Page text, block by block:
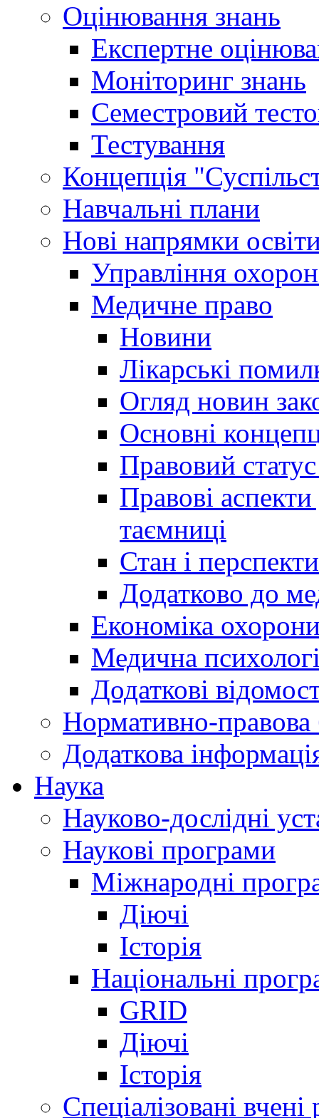
Оцінювання знань
Експертне
Моніторинг знань
Семестровий
Тестування
Концепція
Навчальні плани
Нові напрямки
Управління
Медичне право
Новини
Лікарські
Огляд новин
Основні
Правовий
Правові
таємниці
Стан і
Додатково до
Економіка
Медична
Додаткові
Нормативно-правова
Додаткова
Наука
Науково-дослідні
Наукові програми
Міжнародні
Діючі
Історія
Національні
GRID
Діючі
Історія
Спеціалізовані вчені